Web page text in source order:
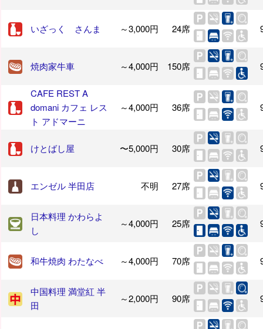
いざっく さんま ～3,000円 24席
焼肉家牛車 ～4,000円 150席
CAFE REST A
domani カフェ レス
ト アドマーニ
～4,000円 36席
けとばし屋 〜5,000円 30席
エンゼル 半田店 不明 27席
日本料理 かわらよ
し
～4,000円 25席
和牛焼肉 わたなべ ～4,000円 70席
中国料理 満堂紅 半
田
～2,000円 90席